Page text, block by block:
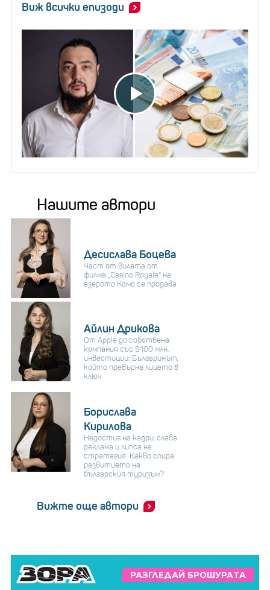
Виж всички епизоди
Нашите автори
Десислава Боцева
Част от вилата от
филма „Casino Royale“ на
езерото Комо се продава
Айлин Дрикова
От Apple до собствена
компания със $100 млн.
инвестиции: Българинът,
който превърна лицето в
ключ
Борислава
Кирилова
Недостиг на кадри, слаба
реклама и липса на
стратегия: Какво спира
развитието на
българския туризъм?
Вижте още автори
РАЗГЛЕДАЙ БРОШУРАТА